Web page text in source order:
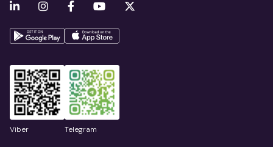
Viber Telegram